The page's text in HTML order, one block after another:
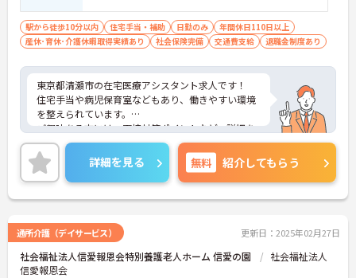
駅から徒歩10分以内 住宅手当・補助 日勤のみ
年間休日110日以上
産休･育休･介護休暇取得実績あり
社会保険完備 交通費支給 退職金制度あり
東京都清瀬市の在宅医療アシスタント求人です！
住宅手当や病児保育室などもあり、働きやすい環境
を整えられています。
ご興味ある方には、面接対策ポイントなど、詳細を
お話しいたしますのでお気軽にご相談ください。
詳細を見る 無料 紹介してもらう
通所介護（デイサービス） 更新日：2025年02月27日
社会福祉法人信愛報恩会特別養護老人ホーム 信愛の園
社会福祉法人
信愛報恩会